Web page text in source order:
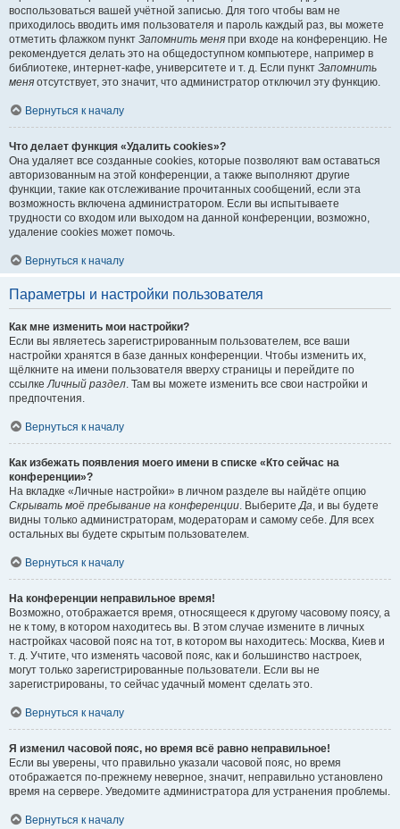
воспользоваться вашей учётной записью. Для того чтобы вам не
приходилось вводить имя пользователя и пароль каждый раз, вы можете
отметить флажком пункт Запомнить меня при входе на конференцию. Не
рекомендуется делать это на общедоступном компьютере, например в
библиотеке, интернет-кафе, университете и т. д. Если пункт Запомнить
меня отсутствует, это значит, что администратор отключил эту функцию.
Вернуться к началу
Что делает функция «Удалить cookies»?
Она удаляет все созданные cookies, которые позволяют вам оставаться
авторизованным на этой конференции, а также выполняют другие
функции, такие как отслеживание прочитанных сообщений, если эта
возможность включена администратором. Если вы испытываете
трудности со входом или выходом на данной конференции, возможно,
удаление cookies может помочь.
Вернуться к началу
Параметры и настройки пользователя
Как мне изменить мои настройки?
Если вы являетесь зарегистрированным пользователем, все ваши
настройки хранятся в базе данных конференции. Чтобы изменить их,
щёлкните на имени пользователя вверху страницы и перейдите по
ссылкеЛичный раздел. Там вы можете изменить все свои настройки и
предпочтения.
Вернуться к началу
Как избежать появления моего имени в списке «Кто сейчас на
конференции»?
На вкладке «Личные настройки» в личном разделе вы найдёте опцию
Скрывать моё пребывание на конференции. ВыберитеДа, и вы будете
видны только администраторам, модераторам и самому себе. Для всех
остальных вы будете скрытым пользователем.
Вернуться к началу
На конференции неправильное время!
Возможно, отображается время, относящееся к другому часовому поясу, а
не к тому, в котором находитесь вы. В этом случае измените в личных
настройках часовой пояс на тот, в котором вы находитесь: Москва, Киев и
т. д. Учтите, что изменять часовой пояс, как и большинство настроек,
могут только зарегистрированные пользователи. Если вы не
зарегистрированы, то сейчас удачный момент сделать это.
Вернуться к началу
Я изменил часовой пояс, но время всё равно неправильное!
Если вы уверены, что правильно указали часовой пояс, но время
отображается по-прежнему неверное, значит, неправильно установлено
время на сервере. Уведомите администратора для устранения проблемы.
Вернуться к началу